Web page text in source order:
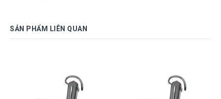
SẢN PHẨM LIÊN QUAN